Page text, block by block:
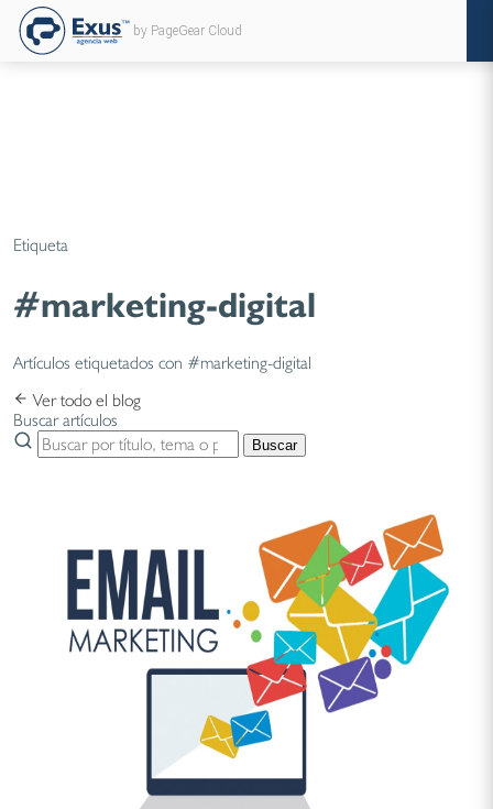
by PageGear Cloud
Etiqueta
#marketing-digital
Artículos etiquetados con #marketing-digital
Ver todo el blog
Buscar artículos
Buscar